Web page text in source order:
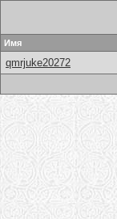
Имя
qmrjuke20272